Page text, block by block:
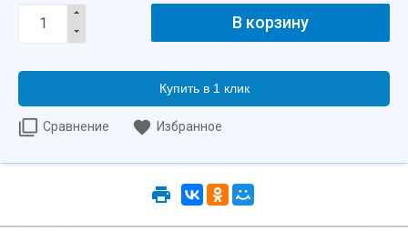
Купить в 1 клик
Сравнение Избранное